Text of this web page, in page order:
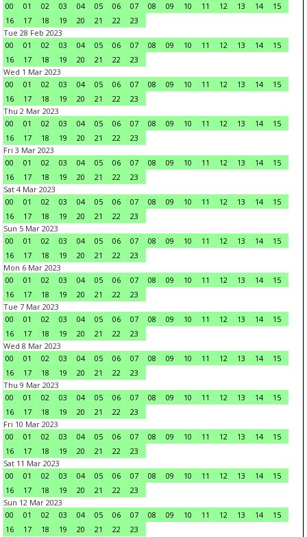
00
01 02 03 04 05 06 07 08 09 10 11 12 13 14
15
16
17 18 19 20 21 22
23
Tue 28 Feb 2023
00
01 02 03 04 05 06 07 08 09 10 11 12 13 14
15
16
17 18 19 20 21 22
23
Wed 1 Mar 2023
00
01 02 03 04 05 06 07 08 09 10 11 12 13 14
15
16
17 18 19 20 21 22
23
Thu 2 Mar 2023
00
01 02 03 04 05 06 07 08 09 10 11 12 13 14
15
16
17 18 19 20 21 22
23
Fri 3 Mar 2023
00
01 02 03 04 05 06 07 08 09 10 11 12 13 14
15
16
17 18 19 20 21 22
23
Sat 4 Mar 2023
00
01 02 03 04 05 06 07 08 09 10 11 12 13 14
15
16
17 18 19 20 21 22
23
Sun 5 Mar 2023
00
01 02 03 04 05 06 07 08 09 10 11 12 13 14
15
16
17 18 19 20 21 22
23
Mon 6 Mar 2023
00
01 02 03 04 05 06 07 08 09 10 11 12 13 14
15
16
17 18 19 20 21 22
23
Tue 7 Mar 2023
00
01 02 03 04 05 06 07 08 09 10 11 12 13 14
15
16
17 18 19 20 21 22
23
Wed 8 Mar 2023
00
01 02 03 04 05 06 07 08 09 10 11 12 13 14
15
16
17 18 19 20 21 22
23
Thu 9 Mar 2023
00
01 02 03 04 05 06 07 08 09 10 11 12 13 14
15
16
17 18 19 20 21 22
23
Fri 10 Mar 2023
00
01 02 03 04 05 06 07 08 09 10 11 12 13 14
15
16
17 18 19 20 21 22
23
Sat 11 Mar 2023
00
01 02 03 04 05 06 07 08 09 10 11 12 13 14
15
16
17 18 19 20 21 22
23
Sun 12 Mar 2023
00
01 02 03 04 05 06 07 08 09 10 11 12 13 14
15
16
17 18 19 20 21 22
23